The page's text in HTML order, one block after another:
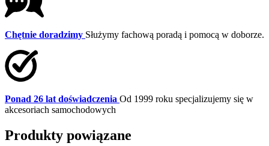
Chętnie doradzimy Służymy fachową poradą i pomocą w doborze.
Ponad 26 lat doświadczenia Od 1999 roku specjalizujemy się w
akcesoriach samochodowych
Produkty powiązane